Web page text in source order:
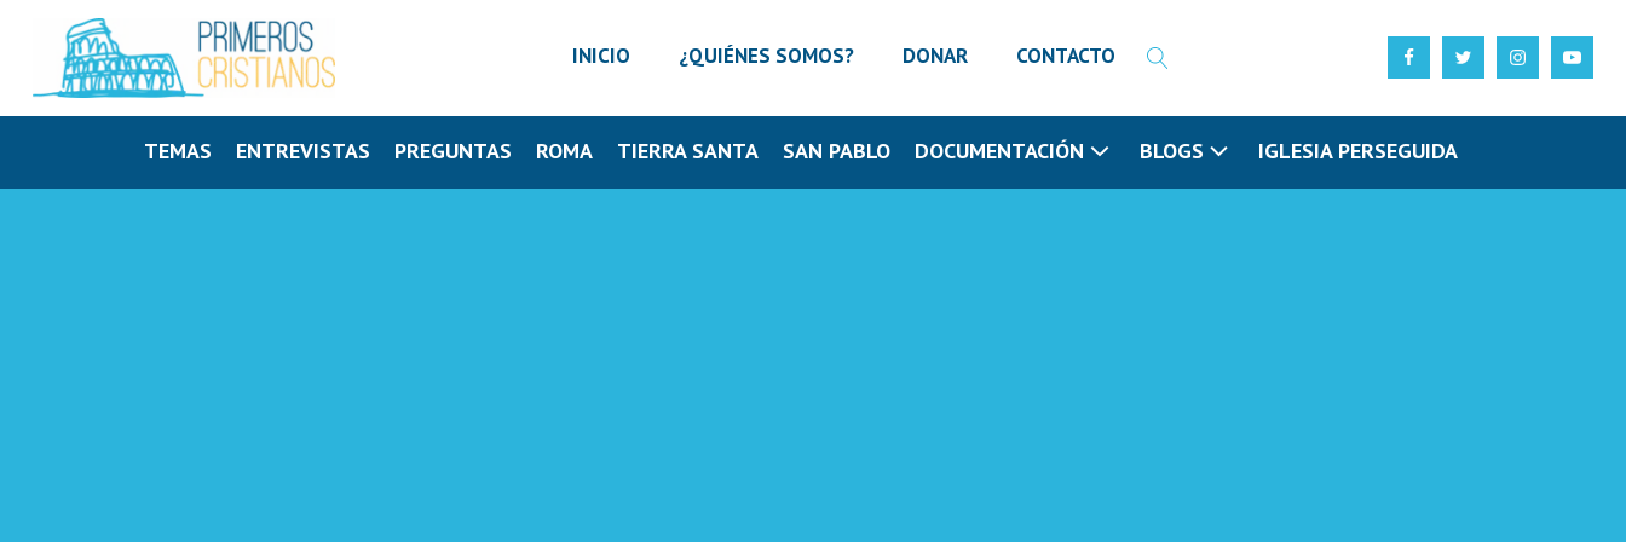
INICIO ¿QUIÉNES SOMOS? DONAR CONTACTO
TEMAS ENTREVISTAS PREGUNTAS ROMA TIERRA SANTA SAN PABLO DOCUMENTACIÓN BLOGS IGLESIA PERSEGUIDA